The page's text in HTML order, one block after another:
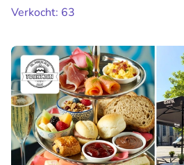
Verkocht: 63